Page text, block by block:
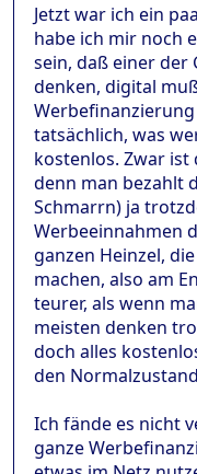
Jetzt war ich ein
habe ich mir noch
sein, daß einer der
denken, digital
tatsächlich, was
kostenlos. Zwar
denn man bezahlt
Schmarrn) ja
Werbeeinnahmen
ganzen Heinzel,
machen, also am
teurer, als wenn
meisten denken
doch alles
den
Ich fände es nicht
ganze